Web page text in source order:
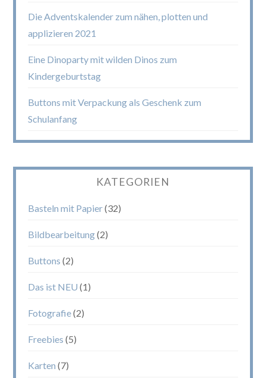
Die Adventskalender zum nähen, plotten und
applizieren 2021
Eine Dinoparty mit wilden Dinos zum
Kindergeburtstag
Buttons mit Verpackung als Geschenk zum
Schulanfang
KATEGORIEN
Basteln mit Papier(32)
Bildbearbeitung(2)
Buttons (2)
Das ist NEU (1)
Fotografie(2)
Freebies (5)
Karten (7)